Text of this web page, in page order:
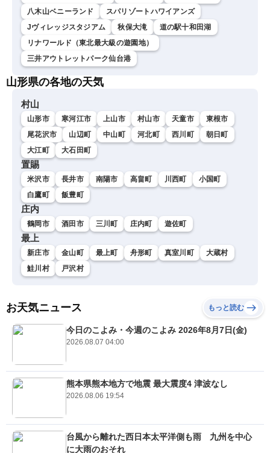
八木山ベニーランド
スパリゾートハワイアンズ
Jヴィレッジスタジアム
秋保大滝
道の駅十和田湖
リナワールド（東北最大級の遊園地）
三井アウトレットパーク仙台港
山形県の各地の天気
村山
山形市 寒河江市 上山市 村山市 天童市
東根市
尾花沢市
山辺町 中山町 河北町 西川町
朝日町
大江町
大石田町
置賜
米沢市 長井市 南陽市 高畠町 川西町
小国町
白鷹町
飯豊町
庄内
鶴岡市 酒田市 三川町 庄内町 遊佐町
最上
新庄市 金山町 最上町 舟形町 真室川町
大蔵村
鮭川村
戸沢村
お天気ニュース もっと読む
今日のこよみ・今週のこよみ 2026年8月7日(金)
2026.08.07 04:00
熊本県熊本地方で地震 最大震度4 津波なし
2026.08.06 19:54
台風から離れた西日本太平洋側も雨 九州を中心
に大雨のおそれ